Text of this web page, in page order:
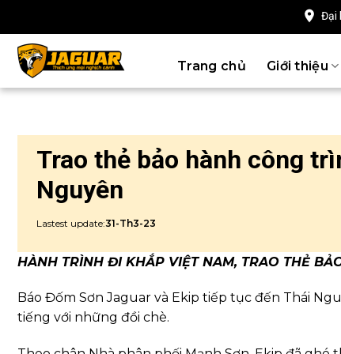
dung
Đại
Trang chủ Giới thiệu
Trao thẻ bảo hành công
Nguyên
Lastest update:31-Th3-23
HÀNH TRÌNH ĐI KHẮP VIỆT NAM, TRAO THẺ
Báo Đốm Sơn Jaguar và Ekip tiếp tục đến Thái
tiếng với những đồi chè.